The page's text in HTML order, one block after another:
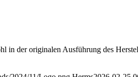
der originalen Ausführung des